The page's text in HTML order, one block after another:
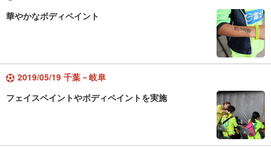
華やかなボディペイント
2019/05/19 千葉－岐阜
フェイスペイントやボディペイントを実施